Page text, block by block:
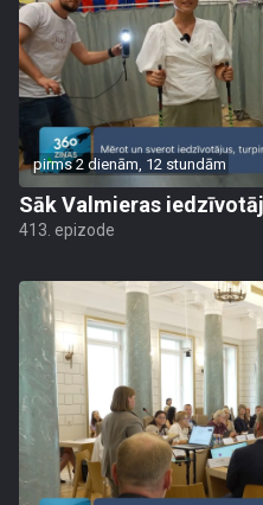
pirms 2 dienām, 12 stundām
Sāk Valmieras
413. epizode